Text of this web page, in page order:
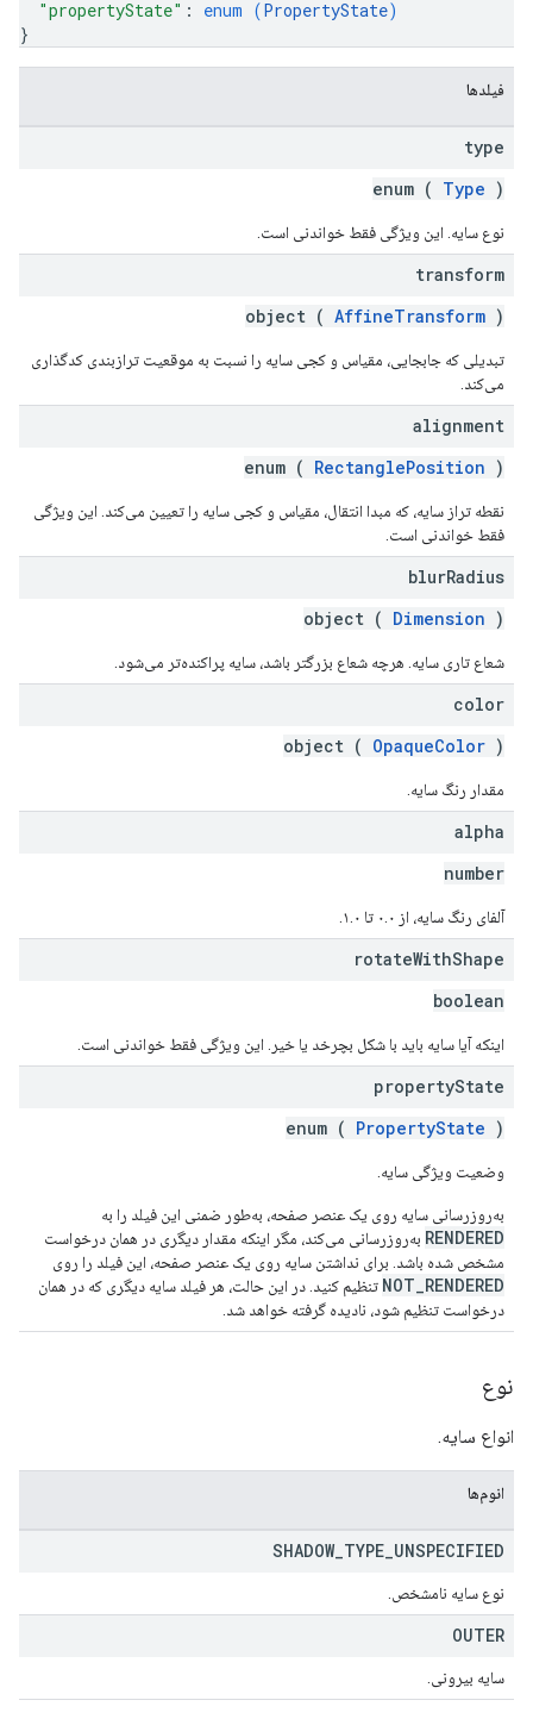
"propertyState" : enum (PropertyState)
}
فیلدها
type
enum ( Type )
نوع سایه. این ویژگی فقط خواندنی است.
transform
object ( AffineTransform )
تبدیلی که جابجایی، مقیاس و کجی سایه را نسبت به موقعیت ترازبندی کدگذاری
می‌کند.
alignment
enum ( RectanglePosition )
نقطه تراز سایه، که مبدا انتقال، مقیاس و کجی سایه را تعیین می‌کند. این ویژگی
فقط خواندنی است.
blurRadius
object ( Dimension )
شعاع تاری سایه. هرچه شعاع بزرگتر باشد، سایه پراکنده‌تر می‌شود.
color
object ( OpaqueColor )
مقدار رنگ سایه.
alpha
number
آلفای رنگ سایه، از ۰.۰ تا ۱.۰.
rotateWithShape
boolean
اینکه آیا سایه باید با شکل بچرخد یا خیر. این ویژگی فقط خواندنی است.
propertyState
enum ( PropertyState )
وضعیت ویژگی سایه.
به‌روزرسانی سایه روی یک عنصر صفحه، به‌طور ضمنی این فیلد را به
RENDERED به‌روزرسانی می‌کند، مگر اینکه مقدار دیگری در همان درخواست
مشخص شده باشد. برای نداشتن سایه روی یک عنصر صفحه، این فیلد را روی
NOT_RENDERED تنظیم کنید. در این حالت، هر فیلد سایه دیگری که در همان
درخواست تنظیم شود، نادیده گرفته خواهد شد.
نوع
انواع سایه.
انوم‌ها
SHADOW_ TYPE UNSPECIFIED
نوع سایه نامشخص.
OUTER
سایه بیرونی.